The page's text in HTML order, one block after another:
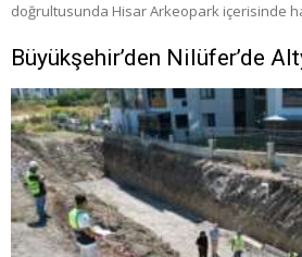
doğrultusunda Hisar Arkeopark içerisinde
Büyükşehir’den Nilüfer’de